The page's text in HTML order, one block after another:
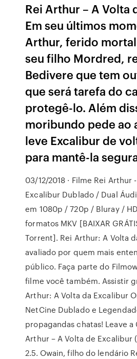
Rei Arthur – A Volta
Em seu últimos
Arthur, ferido
seu filho Mordred,
Bedivere que tem
que será tarefa do
protegê-lo. Além
moribundo pede ao
leve Excalibur de
para mantê-la
03/12/2018 · Filme Rei Arthur
Excalibur Dublado / Dual
em 1080p / 720p / Bluray /
formatos MKV [BAIXAR
Torrent]. Rei Arthur: A Volta
avaliado por quem mais
público. Faça parte do
filme você também. Assistir
Arthur: A Volta da Excalibur
NetCine Dublado e
propagandas chatas! Leave a
Arthur – A Volta de Excalibur
2.5. Owain, filho do lendário